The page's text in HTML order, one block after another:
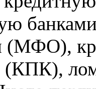
(МФО),
(КПК),